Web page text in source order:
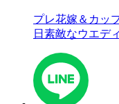
プレ花嫁＆カッ
日素敵なウエデ